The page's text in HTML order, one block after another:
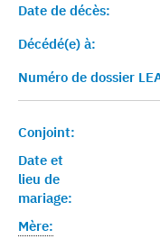
Date de décès:
Décédé(e) à:
Numéro de dossier
Conjoint:
Date et
lieu de
mariage:
Mère: